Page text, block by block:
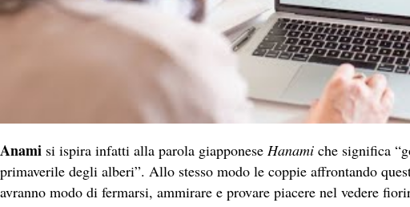
Anami si ispira infatti alla parola giapponese Hanami che significa
primaverile degli alberi”. Allo stesso modo le coppie affrontando
avranno modo di fermarsi, ammirare e provare piacere nel vedere